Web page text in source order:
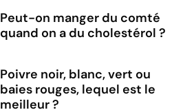
Peut-on manger du comté
quand on a du cholestérol ?
Poivre noir, blanc, vert ou
baies rouges, lequel est le
meilleur ?